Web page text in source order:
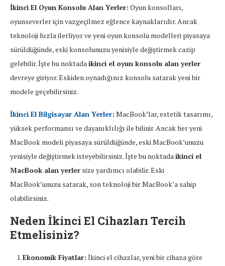
İkinci El Oyun Konsolu Alan Yerler: Oyun konsolları,
oyunseverler için vazgeçilmez eğlence kaynaklarıdır. Ancak
teknoloji hızla ilerliyor ve yeni oyun konsolu modelleri piyasaya
sürüldüğünde, eski konsolunuzu yenisiyle değiştirmek cazip
gelebilir. İşte bu noktadaikinci el oyun konsolu alan yerler
devreye giriyor. Eskiden oynadığınız konsolu satarak yeni bir
modele geçebilirsiniz.
İkinci El Bilgisayar Alan Yerler: MacBook’lar, estetik tasarımı,
yüksek performansı ve dayanıklılığı ile bilinir. Ancak her yeni
MacBook modeli piyasaya sürüldüğünde, eski MacBook’unuzu
yenisiyle değiştirmek isteyebilirsiniz. İşte bu noktadaikinci el
MacBook alan yerler size yardımcı olabilir. Eski
MacBook’unuzu satarak, son teknoloji bir MacBook’a sahip
olabilirsiniz.
Neden İkinci El Cihazları Tercih
Etmelisiniz?
Ekonomik Fiyatlar: İkinci el cihazlar, yeni bir cihaza göre